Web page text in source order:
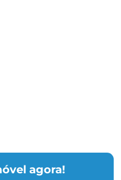
agora!